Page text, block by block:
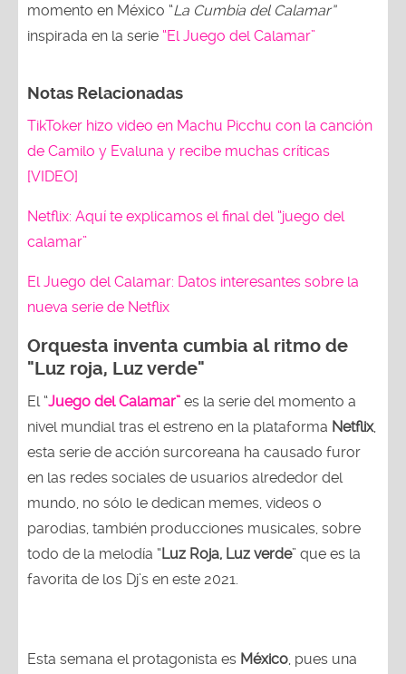
momento en México “La Cumbia del Calamar”
inspirada en la serie “El Juego del Calamar”
Notas Relacionadas
TikToker hizo video en Machu Picchu con la canción
de Camilo y Evaluna y recibe muchas críticas
[VIDEO]
Netflix: Aquí te explicamos el final del “juego del
calamar”
El Juego del Calamar: Datos interesantes sobre la
nueva serie de Netflix
Orquesta inventa cumbia al ritmo de
"Luz roja, Luz verde"
El “Juego del Calamar” es la serie del momento a
nivel mundial tras el estreno en la plataforma Netflix,
esta serie de acción surcoreana ha causado furor
en las redes sociales de usuarios alrededor del
mundo, no sólo le dedican memes, videos o
parodias, también producciones musicales, sobre
todo de la melodía “Luz Roja, Luz verde” que es la
favorita de los Dj’s en este 2021.
Esta semana el protagonista es México, pues una